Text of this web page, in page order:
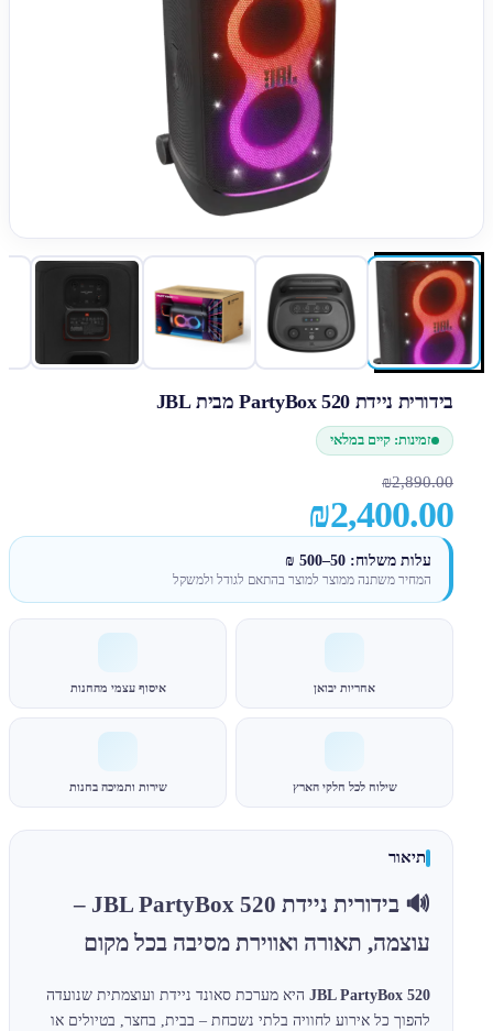
בידורית ניידת PartyBox 520 מבית JBL
זמינות: קיים במלאי
₪2,890.00
₪2,400.00
עלות משלוח: 50–500 ₪
המחיר משתנה ממוצר למוצר בהתאם לגודל ולמשקל
אחריות יבואן איסוף עצמי מהחנות
שילוח לכל חלקי הארץ שירות ותמיכה בחנות
תיאור
🔊 בידורית ניידת JBL PartyBox 520 –
עוצמה, תאורה ואווירת מסיבה בכל מקום
JBL PartyBox 520 היא מערכת סאונד ניידת ועוצמתית שנועדה
להפוך כל אירוע לחוויה בלתי נשכחת – בבית, בחצר, בטיולים או